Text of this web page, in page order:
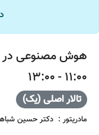
هوش مصنوعی در
11:00 - 13:00
تالار اصلی (یک)
مادریتور : دکتر حسین